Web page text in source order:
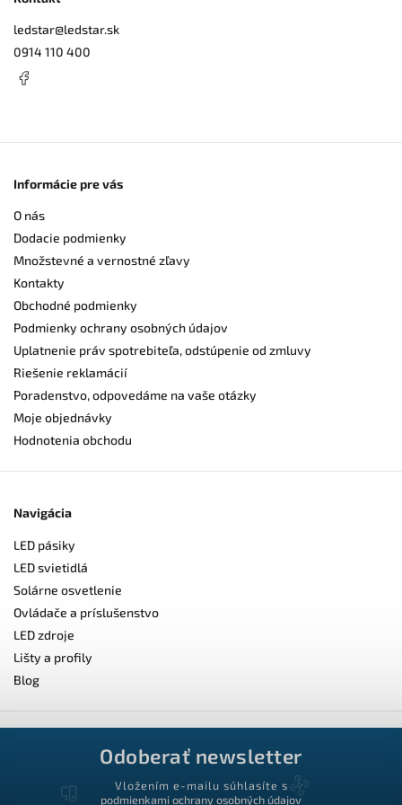
ledstar@ledstar.sk
0914 110 400
Informácie pre vás
O nás
Dodacie podmienky
Množstevné a vernostné zľavy
Kontakty
Obchodné podmienky
Podmienky ochrany osobných údajov
Uplatnenie práv spotrebiteľa, odstúpenie od zmluvy
Riešenie reklamácií
Poradenstvo, odpovedáme na vaše otázky
Moje objednávky
Hodnotenia obchodu
Navigácia
LED pásiky
LED svietidlá
Solárne osvetlenie
Ovládače a príslušenstvo
LED zdroje
Lišty a profily
Blog
Odoberať newsletter
Vložením e-mailu súhlasíte s
podmienkami ochrany osobných údajov